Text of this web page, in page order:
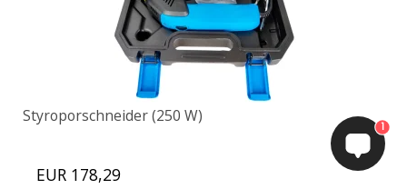
Styroporschneider (250 W)
EUR 178,29
1